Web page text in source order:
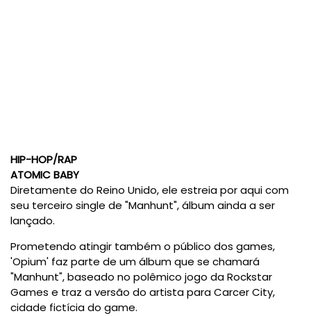
HIP-HOP/RAP
ATOMIC BABY
Diretamente do Reino Unido, ele estreia por aqui com
seu terceiro single de "Manhunt", álbum ainda a ser
lançado.
Prometendo atingir também o público dos games,
'Opium' faz parte de um álbum que se chamará
"Manhunt", baseado no polêmico jogo da Rockstar
Games e traz a versão do artista para Carcer City,
cidade fictícia do game.